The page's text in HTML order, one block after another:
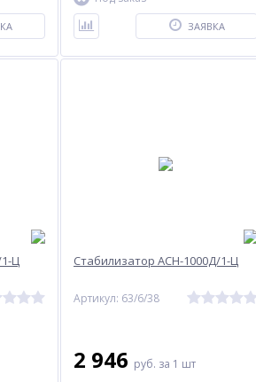
ЗАЯВКА
Ц Стабилизатор АСН-1000Д/1-Ц
Артикул: 63/6/38
2 946 руб. за 1 шт